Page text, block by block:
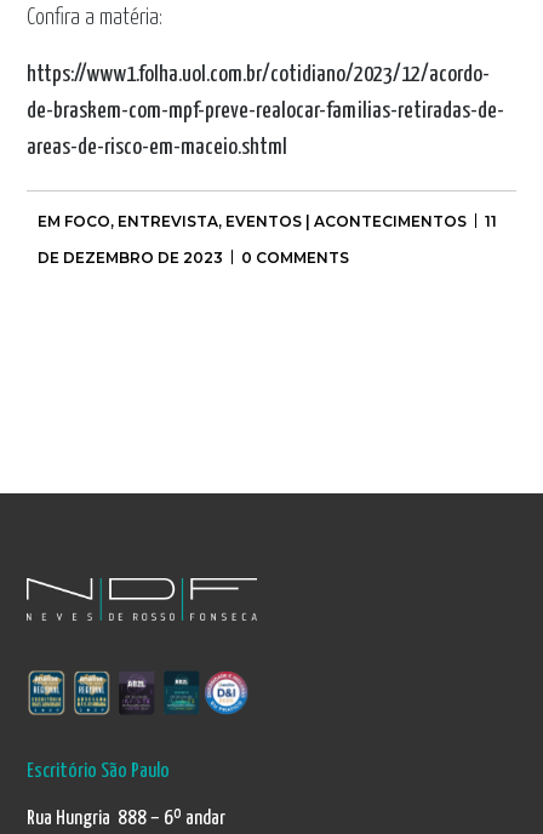
Confira a matéria:
https://www1.folha.uol.com.br/cotidiano/2023/12/acordo-
de-braskem-com-mpf-preve-realocar-familias-retiradas-de-
areas-de-risco-em-maceio.shtml
EM FOCO, ENTREVISTA, EVENTOS | ACONTECIMENTOS
11
DE DEZEMBRO DE 2023
0 COMMENTS
Escritório São Paulo
Rua Hungria 888 – 6º andar